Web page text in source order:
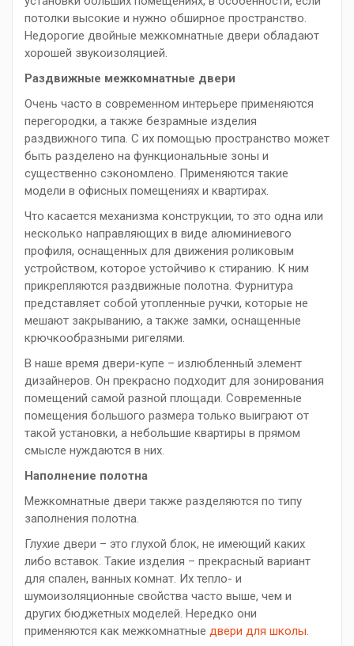
потолки высокие и нужно обширное пространство.
Недорогие двойные межкомнатные двери обладают
хорошей звукоизоляцией.
Раздвижные межкомнатные двери
Очень часто в современном интерьере применяются
перегородки, а также безрамные изделия
раздвижного типа. С их помощью пространство может
быть разделено на функциональные зоны и
существенно сэкономлено. Применяются такие
модели в офисных помещениях и квартирах.
Что касается механизма конструкции, то это одна или
несколько направляющих в виде алюминиевого
профиля, оснащенных для движения роликовым
устройством, которое устойчиво к стиранию. К ним
прикрепляются раздвижные полотна. Фурнитура
представляет собой утопленные ручки, которые не
мешают закрыванию, а также замки, оснащенные
крючкообразными ригелями.
В наше время двери-купе – излюбленный элемент
дизайнеров. Он прекрасно подходит для зонирования
помещений самой разной площади. Современные
помещения большого размера только выиграют от
такой установки, а небольшие квартиры в прямом
смысле нуждаются в них.
Наполнение полотна
Межкомнатные двери также разделяются по типу
заполнения полотна.
Глухие двери – это глухой блок, не имеющий каких
либо вставок. Такие изделия – прекрасный вариант
для спален, ванных комнат. Их тепло- и
шумоизоляционные свойства часто выше, чем и
других бюджетных моделей. Нередко они
применяются как межкомнатные двери для школы.